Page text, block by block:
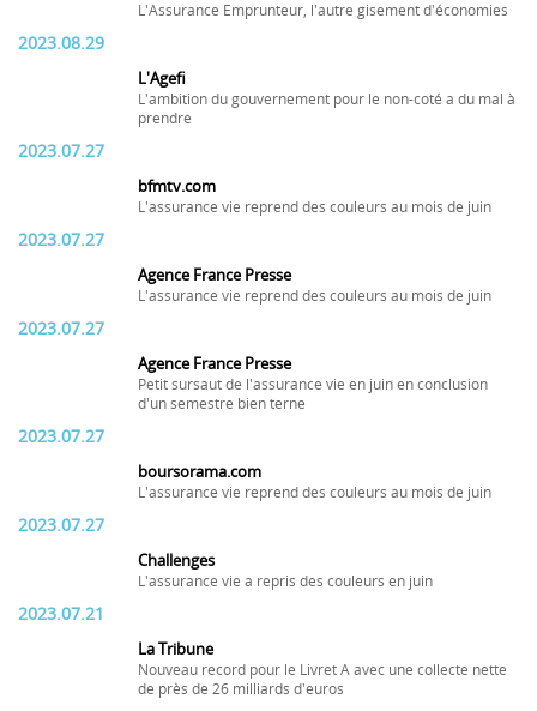
L'Assurance Emprunteur, l'autre gisement d'économies
2023.08.29
L'Agefi
L'ambition du gouvernement pour le non-coté a du mal à
prendre
2023.07.27
bfmtv.com
L'assurance vie reprend des couleurs au mois de juin
2023.07.27
Agence France Presse
L'assurance vie reprend des couleurs au mois de juin
2023.07.27
Agence France Presse
Petit sursaut de l'assurance vie en juin en conclusion
d'un semestre bien terne
2023.07.27
boursorama.com
L'assurance vie reprend des couleurs au mois de juin
2023.07.27
Challenges
L'assurance vie a repris des couleurs en juin
2023.07.21
La Tribune
Nouveau record pour le Livret A avec une collecte nette
de près de 26 milliards d'euros